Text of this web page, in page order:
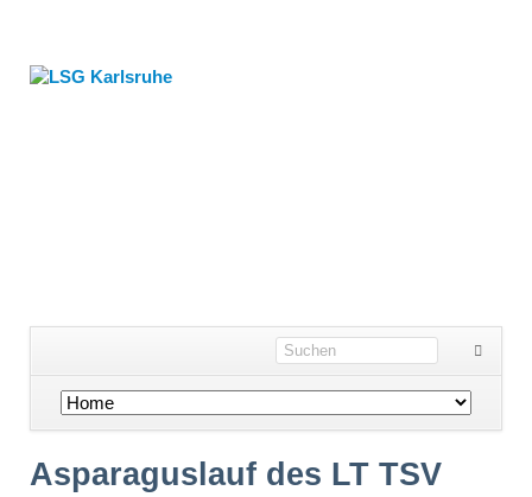
Navigation
Asparaguslauf des LT TSV